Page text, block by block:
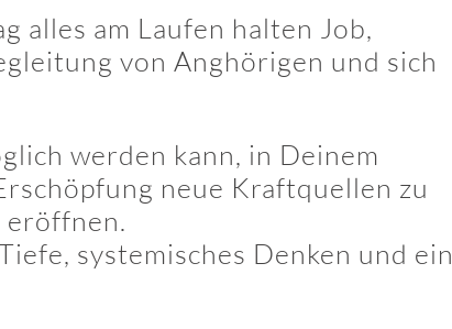
alles am Laufen halten Job,
von Anghörigen und sich
werden kann, in Deinem
neue Kraftquellen zu
eröffnen.
systemisches Denken und ein